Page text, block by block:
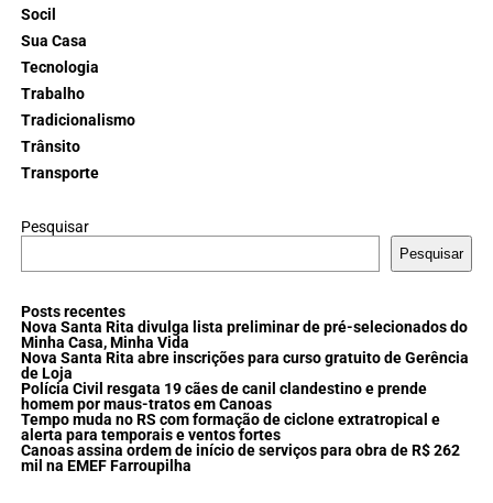
Socil
Sua Casa
Tecnologia
Trabalho
Tradicionalismo
Trânsito
Transporte
Pesquisar
Pesquisar
Posts recentes
Nova Santa Rita divulga lista preliminar de pré-selecionados do
Minha Casa, Minha Vida
Nova Santa Rita abre inscrições para curso gratuito de Gerência
de Loja
Polícia Civil resgata 19 cães de canil clandestino e prende
homem por maus-tratos em Canoas
Tempo muda no RS com formação de ciclone extratropical e
alerta para temporais e ventos fortes
Canoas assina ordem de início de serviços para obra de R$ 262
mil na EMEF Farroupilha